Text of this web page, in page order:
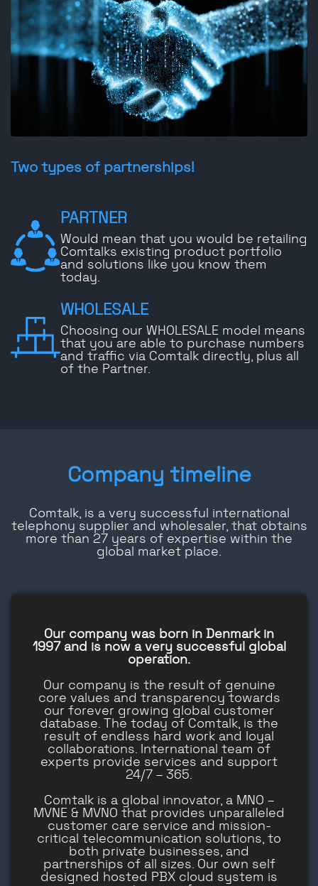
Two types of partnerships!
PARTNER
Would mean that you would be retailing
Comtalks existing product portfolio
and solutions like you know them
today.
WHOLESALE
Choosing our WHOLESALE model means
that you are able to purchase numbers
and traffic via Comtalk directly, plus all
of the Partner.
Company timeline
Comtalk, is a very successful international
telephony supplier and wholesaler, that obtains
more than 27 years of expertise within the
global market place.
Our company was born in Denmark in
1997 and is now a very successful global
operation.
Our company is the result of genuine
core values and transparency towards
our forever growing global customer
database. The today of Comtalk, is the
result of endless hard work and loyal
collaborations. International team of
experts provide services and support
24/7 – 365.
Comtalk is a global innovator, a MNO –
MVNE & MVNO that provides unparalleled
customer care service and mission-
critical telecommunication solutions, to
both private businesses, and
partnerships of all sizes. Our own self
designed hosted PBX cloud system is